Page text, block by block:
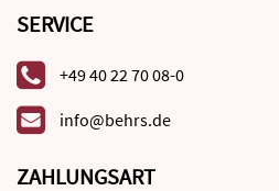
SERVICE
+49 40 22 70 08-0
info@behrs.de
ZAHLUNGSART